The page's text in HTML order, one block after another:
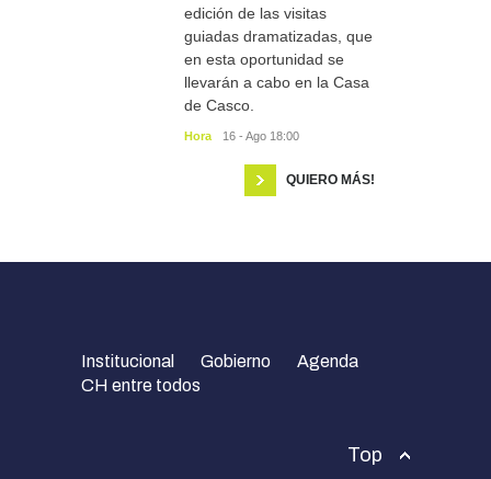
edición de las visitas
guiadas dramatizadas, que
en esta oportunidad se
llevarán a cabo en la Casa
de Casco.
Hora 16 - Ago 18:00
QUIERO MÁS!
Institucional Gobierno
Agenda
CH entre todos
Top